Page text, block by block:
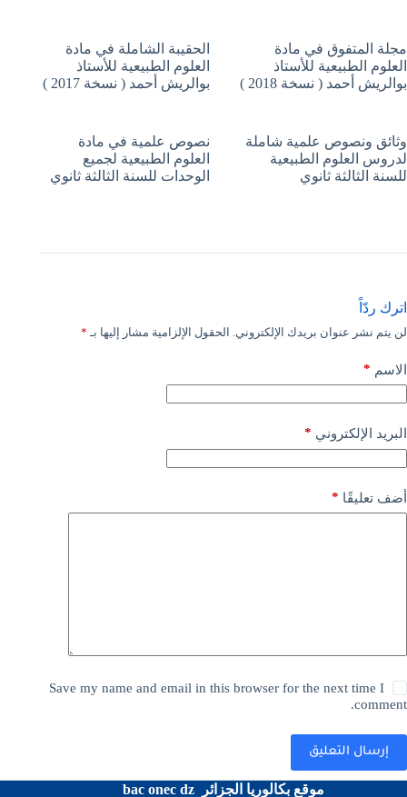
مجلة المتفوق في مادة
العلوم الطبيعية للأستاذ
بوالريش أحمد ( نسخة 2018 )
الحقيبة الشاملة في مادة
العلوم الطبيعية للأستاذ
بوالريش أحمد ( نسخة 2017 )
وثائق ونصوص علمية شاملة
لدروس العلوم الطبيعية
للسنة الثالثة ثانوي
نصوص علمية في مادة
العلوم الطبيعية لجميع
الوحدات للسنة الثالثة ثانوي
اترك ردّاً
لن يتم نشر عنوان بريدك الإلكتروني. الحقول الإلزامية مشار إليها بـ *
الاسم *
البريد الإلكتروني *
أضف تعليقًا *
Save my name and email in this browser for the next time I
comment.
إرسال التعليق
موقع بكالوريا الجزائر bac onec dz